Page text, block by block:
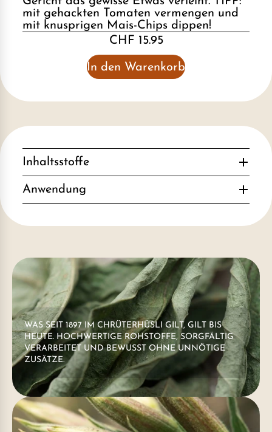
mit gehackten Tomaten vermengen und
mit knusprigen Mais-Chips dippen!
CHF 15.95
In den Warenkorb
Inhaltsstoffe
Anwendung
WAS SEIT 1897 IM CHRÜTERHÜSLI GILT, GILT BIS
HEUTE. HOCHWERTIGE ROHSTOFFE, SORGFÄLTIG
VERARBEITET UND BEWUSST OHNE UNNÖTIGE
ZUSÄTZE.